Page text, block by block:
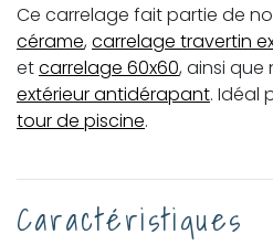
Ce carrelage fait partie de
cérame, carrelage travertin
etcarrelage 60x60 , ainsi
extérieur antidérapant . Idéal
tour de piscine.
Caractéristiques